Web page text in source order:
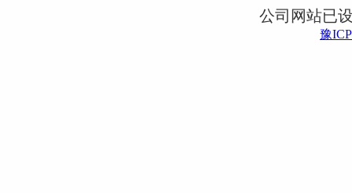
公司网站已
豫